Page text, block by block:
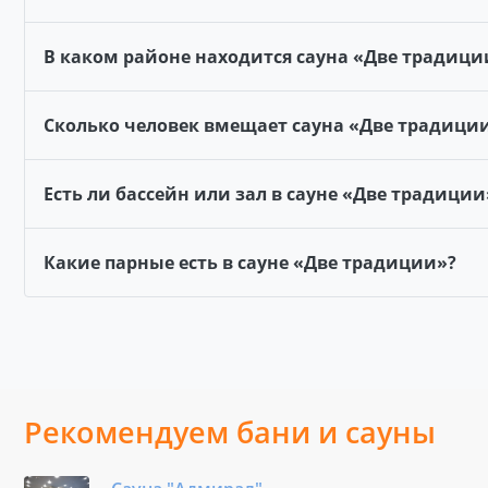
В каком районе находится сауна «Две
Сколько человек вмещает сауна «Две
Есть ли бассейн или зал в сауне «Две
Какие парные есть в сауне «Две традиции»?
Рекомендуем бани и сауны